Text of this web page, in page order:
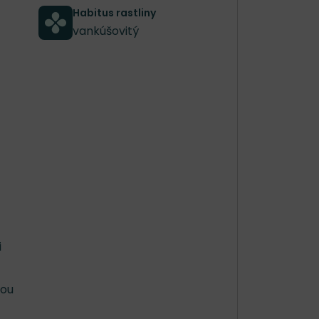
Habitus rastliny
vankúšovitý